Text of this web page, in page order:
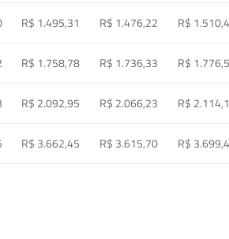
R$ 1.495,31 R$ 1.476,22 R$
R$ 1.758,78 R$ 1.736,33 R$
R$ 2.092,95 R$ 2.066,23 R$
R$ 3.662,45 R$ 3.615,70 R$